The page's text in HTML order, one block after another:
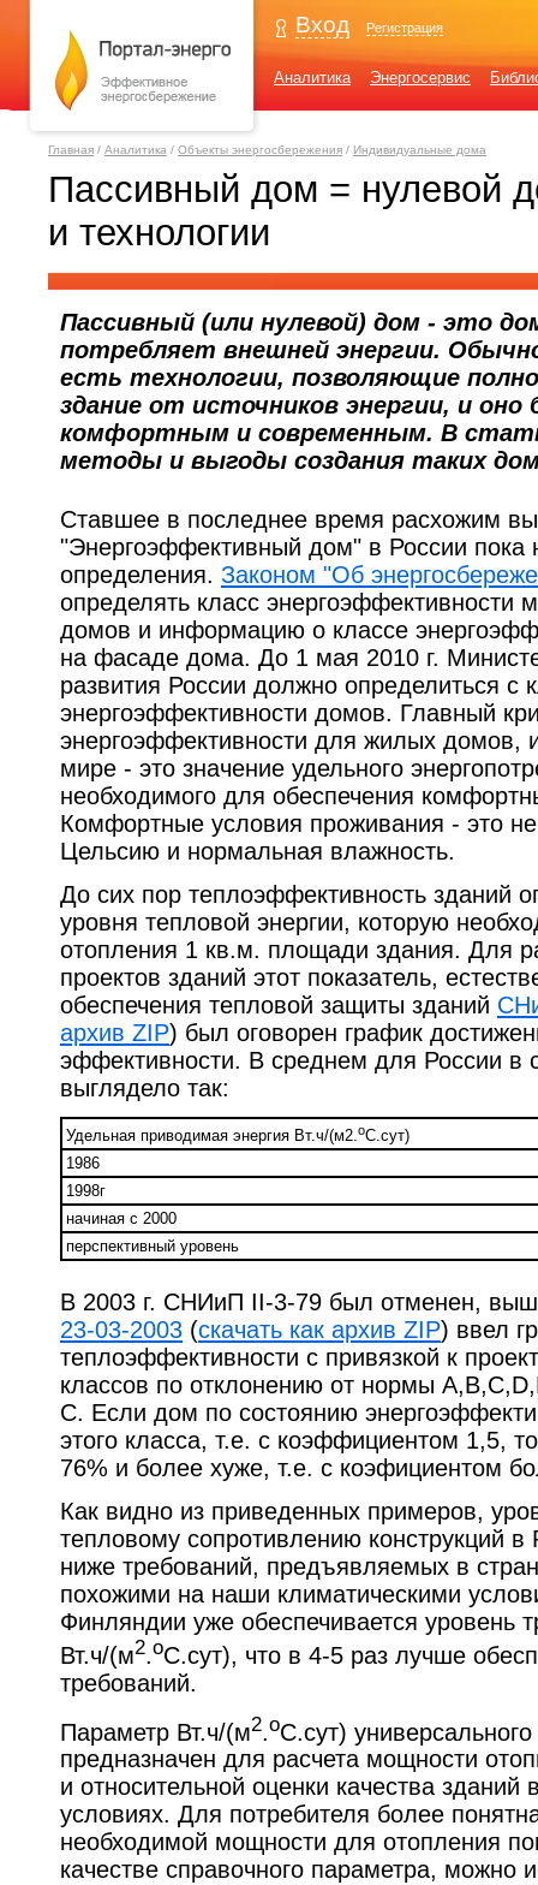
Вход Регистрация
Аналитика Энергосервис
Главная / Аналитика / Объекты энергосбережения / Индивидуальные дома
Пассивный дом = нулевой
и технологии
Пассивный (или нулевой) дом - это
потребляет внешней энергии.
есть технологии, позволяющие
здание от источников энергии, и оно
комфортным и современным. В
методы и выгоды создания таких
Ставшее в последнее время расхожим
"Энергоэффективный дом" в России пока
определения. Законом "Об
определять класс энергоэффективности
домов и информацию о классе
на фасаде дома. До 1 мая 2010 г.
развития России должно определиться с
энергоэффективности домов. Главный
энергоэффективности для жилых домов,
мире - это значение удельного
необходимого для обеспечения
Комфортные условия проживания - это
Цельсию и нормальная влажность.
До сих пор теплоэффективность зданий
уровня тепловой энергии, которую
отопления 1 кв.м. площади здания. Для
проектов зданий этот показатель,
обеспечения тепловой защиты зданий
архив ZIP) был оговорен график
эффективности. В среднем для России в
выглядело так:
Удельная приводимая энергия Вт.ч/(м2.oC.сут)
1986
1998г
начиная с 2000
перспективный уровень
В 2003 г. СНИиП II-3-79 был отменен,
23-03-2003 (скачать как архив ZIP) ввел
теплоэффективности с привязкой к
классов по отклонению от нормы
С. Если дом по состоянию
этого класса, т.е. с коэффициентом 1,5,
76% и более хуже, т.е. с коэфициентом
Как видно из приведенных примеров,
тепловому сопротивлению конструкций в
ниже требований, предъявляемых в
похожими на наши климатическими
Финляндии уже обеспечивается уровень
Вт.ч/(м2.oC.сут), что в 4-5 раз лучше
требований.
Параметр Вт.ч/(м2.oC.сут)
предназначен для расчета мощности
и относительной оценки качества зданий
условиях. Для потребителя более
необходимой мощности для отопления
качестве справочного параметра, можно